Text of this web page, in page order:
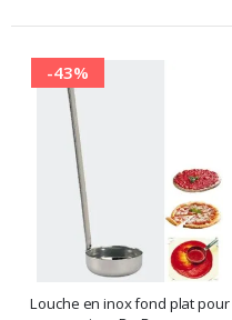
-43%
Louche en inox fond plat pour